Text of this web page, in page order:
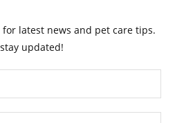
latest news and pet care tips.
updated!